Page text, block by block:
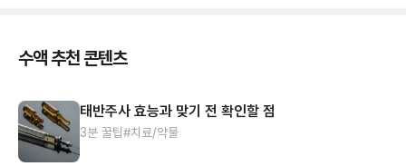
수액 추천 콘텐츠
태반주사 효능과 맞기 전 확인할 점
3분 꿀팁#치료/약물